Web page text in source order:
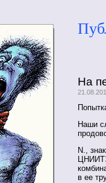
На
Наши
N.,
в ее